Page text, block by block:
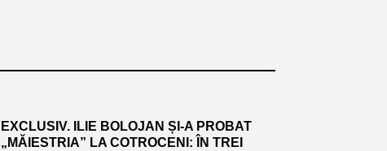
EXCLUSIV. ILIE BOLOJAN ȘI-A PROBAT
„MĂIESTRIA” LA COTROCENI: ÎN TREI